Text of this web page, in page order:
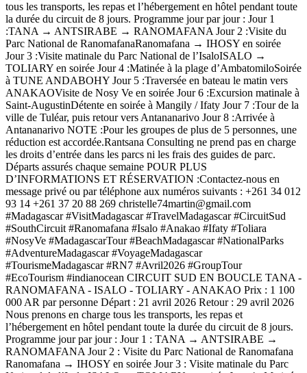
tous les transports, les repas et l’hébergement en hôtel pendant toute
la durée du circuit de 8 jours. Programme jour par jour : Jour 1
:TANA → ANTSIRABE → RANOMAFANA Jour 2 :Visite du
Parc National de RanomafanaRanomafana → IHOSY en soirée
Jour 3 :Visite matinale du Parc National de l’IsaloISALO →
TOLIARY en soirée Jour 4 :Matinée à la plage d’AmbatomiloSoirée
à TUNE ANDABOHY Jour 5 :Traversée en bateau le matin vers
ANAKAOVisite de Nosy Ve en soirée Jour 6 :Excursion matinale à
Saint-AugustinDétente en soirée à Mangily / Ifaty Jour 7 :Tour de la
ville de Tuléar, puis retour vers Antananarivo Jour 8 :Arrivée à
Antananarivo NOTE :Pour les groupes de plus de 5 personnes, une
réduction est accordée.Rantsana Consulting ne prend pas en charge
les droits d’entrée dans les parcs ni les frais des guides de parc.
Départs assurés chaque semaine POUR PLUS
D’INFORMATIONS ET RÉSERVATION :Contactez-nous en
message privé ou par téléphone aux numéros suivants : +261 34 012
93 14 +261 37 20 88 269 christelle74martin@gmail.com
#Madagascar #VisitMadagascar #TravelMadagascar #CircuitSud
#SouthCircuit #Ranomafana #Isalo #Anakao #Ifaty #Toliara
#NosyVe #MadagascarTour #BeachMadagascar #NationalParks
#AdventureMadagascar #VoyageMadagascar
#TourismeMadagascar #RN7 #Avril2026 #GroupTour
#EcoTourism #indianocean CIRCUIT SUD EN BOUCLE TANA -
RANOMAFANA - ISALO - TOLIARY - ANAKAO Prix : 1 100
000 AR par personne Départ : 21 avril 2026 Retour : 29 avril 2026
Nous prenons en charge tous les transports, les repas et
l’hébergement en hôtel pendant toute la durée du circuit de 8 jours.
Programme jour par jour : Jour 1 : TANA → ANTSIRABE →
RANOMAFANA Jour 2 : Visite du Parc National de Ranomafana
Ranomafana → IHOSY en soirée Jour 3 : Visite matinale du Parc